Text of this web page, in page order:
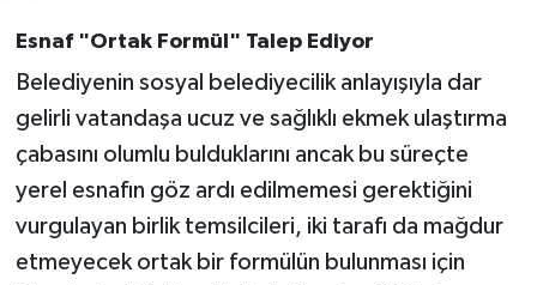
Esnaf "Ortak Formül" Talep Ediyor
Belediyenin sosyal belediyecilik anlayışıyla dar
gelirli vatandaşa ucuz ve sağlıklı ekmek ulaştırma
çabasını olumlu bulduklarını ancak bu süreçte
yerel esnafın göz ardı edilmemesi gerektiğini
vurgulayan birlik temsilcileri, iki tarafı da mağdur
etmeyecek ortak bir formülün bulunması için